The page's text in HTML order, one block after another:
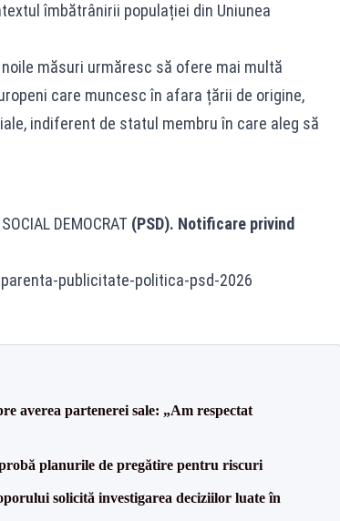
îmbătrânirii populației din Uniunea
măsuri urmăresc să ofere mai multă
care muncesc în afara țării de origine,
indiferent de statul membru în care aleg să
DEMOCRAT (PSD). Notificare privind
publicitate-politica-psd-2026
averea partenerei sale: „Am respectat
planurile de pregătire pentru riscuri
solicită investigarea deciziilor luate în